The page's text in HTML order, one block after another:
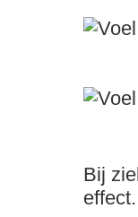
Bij